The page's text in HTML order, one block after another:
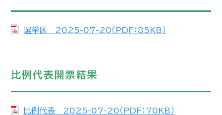
選挙区 2025-07-20（PDF：85KB）
比例代表開票結果
比例代表 2025-07-20（PDF：70KB）